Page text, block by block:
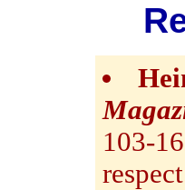
103-